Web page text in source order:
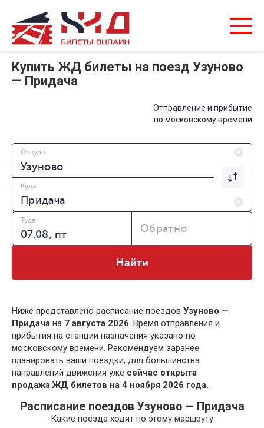
Купить ЖД билеты на поезд Узуново
— Придача
Отправление и прибытие
по московскому времени
Откуда
Куда
Туда
Обратно
Найти
Ниже представлено расписание поездов Узуново —
Придача на 7 августа 2026. Время отправления и
прибытия на станции назначения указано по
московскому времени. Рекомендуем заранее
планировать ваши поездки, для большинства
направлений движения уже сейчас открыта
продажа ЖД билетов на 4 ноября 2026 года.
Расписание поездов Узуново — Придача
Какие поезда ходят по этому маршруту